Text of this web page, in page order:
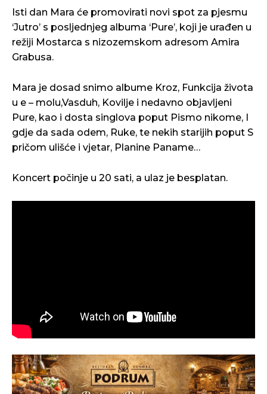
Isti dan Mara će promovirati novi spot za pjesmu
‘Jutro’ s posljednjeg albuma ‘Pure’, koji je urađen u
režiji Mostarca s nizozemskom adresom Amira
Grabusa.
Mara je dosad snimo albume Kroz, Funkcija života
u e – molu,Vasduh, Kovilje i nedavno objavljeni
Pure, kao i dosta singlova poput Pismo nikome, I
gdje da sada odem, Ruke, te nekih starijih poput S
pričom ulišće i vjetar, Planine Paname…
Koncert počinje u 20 sati, a ulaz je besplatan.